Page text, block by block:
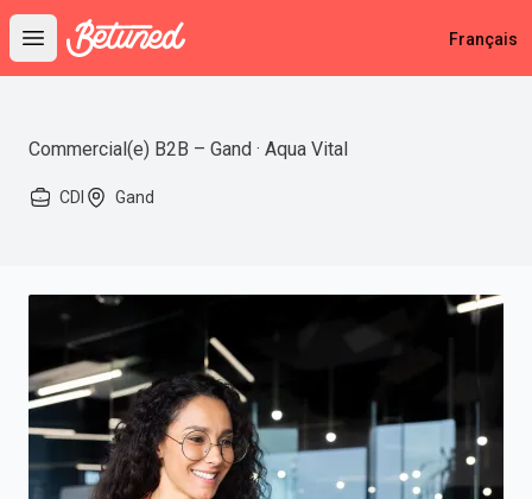
Open main menu
Betuned Français
Commercial(e) B2B – Gand · Aqua Vital
CDI Gand